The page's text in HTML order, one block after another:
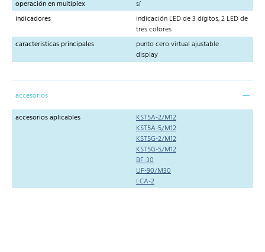
operación en multiplex
sí
indicadores
indicación LED de 3 dígitos, 2 LED de
tres colores
caracteristicas principales
punto cero virtual ajustable
display
accesorios
accesorios aplicables
KST5A-2/M12
KST5A-5/M12
KST5G-2/M12
KST5G-5/M12
BF-30
UF-90/M30
LCA-2